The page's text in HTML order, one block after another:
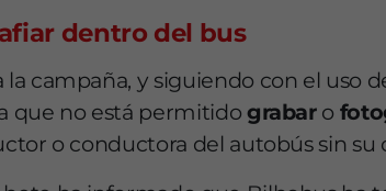
dentro del bus
la campaña, y siguiendo con el uso
que no está permitido grabaro
o conductora del autobús sin